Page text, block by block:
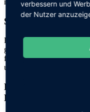
muss generell keine
S BROKER UND
Für
genutzt. Zudem erfolgt
festgelegtes
unbegrenzter Höhe
BEIM
verbessern und
der Nutzer